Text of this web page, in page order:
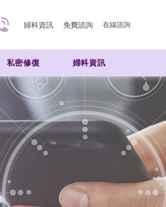
婦科資訊 免費諮詢 在線諮詢
私密修復 婦科資訊